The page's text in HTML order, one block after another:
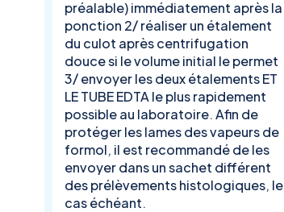
préalable) immédiatement après la
ponction 2/ réaliser un étalement
du culot après centrifugation
douce si le volume initial le permet
3/ envoyer les deux étalements ET
LE TUBE EDTA le plus rapidement
possible au laboratoire. Afin de
protéger les lames des vapeurs de
formol, il est recommandé de les
envoyer dans un sachet différent
des prélèvements histologiques, le
cas échéant.